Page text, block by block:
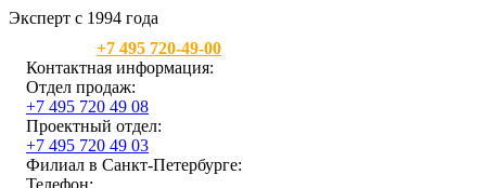
Эксперт с 1994 года
+7 495 720-49-00
Контактная информация:
Отдел продаж:
+7 495 720 49 08
Проектный отдел:
+7 495 720 49 03
Филиал в Санкт-Петербурге:
Телефон: